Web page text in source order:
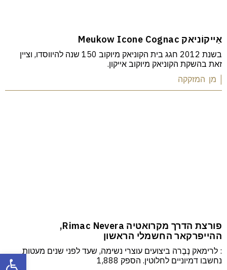
אַייקוֹניאק Meukow Icone Cognac
בשנת 2012 חגג בית הקוניאק מיוקוב 150 שנה להיווסדו, וציין
זאת בהשקת הקוניאק מיוקוב אייקון.
| מן המזקקה
פורצת הדרך מקרואטיה Rimac Nevera,
ההייפרקאר החשמלי הראשון
: לרימאק נֶבֶרה ביצועים עוצרי נשימה, שעד לפני שנים מעטות
נחשבו דמיוניים לחלוטין. הספק 1,888